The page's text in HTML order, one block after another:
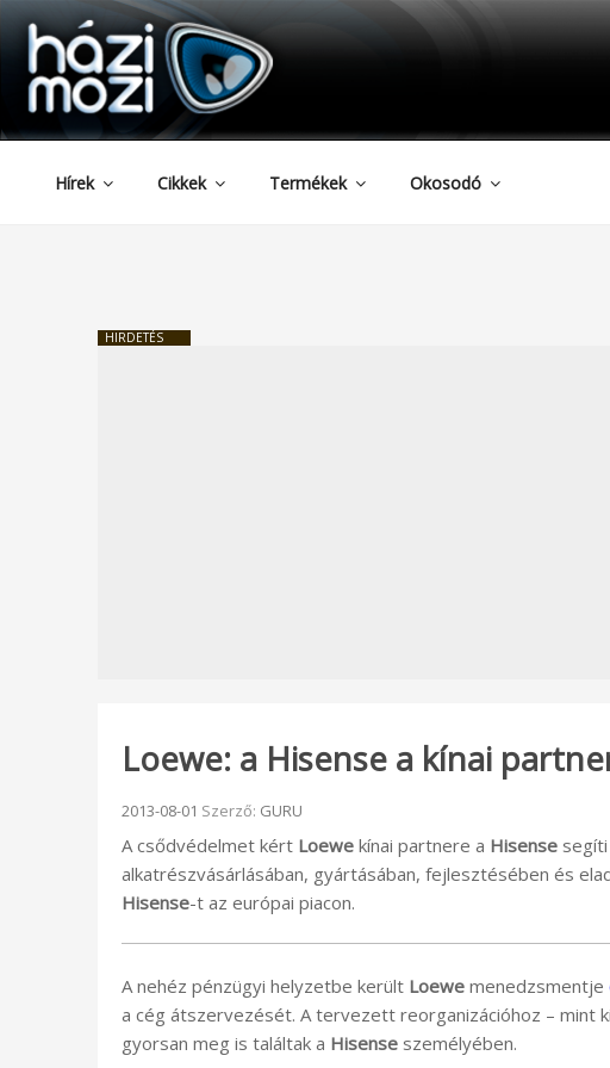
Tartalomhoz
HAZIMOZI
Hírek Cikkek Termékek Okosodó
HIRDETÉS
Loewe: a Hisense a kínai
Beküldve:
2013-08-01 Szerző: GURU
A csődvédelmet kért Loewe kínai partnere a Hisense
alkatrészvásárlásában, gyártásában, fejlesztésében és
Hisense-t az európai piacon.
A nehéz pénzügyi helyzetbe került Loewe menedzsmentje
a cég átszervezését. A tervezett reorganizációhoz – mint
gyorsan meg is találtak a Hisense személyében.